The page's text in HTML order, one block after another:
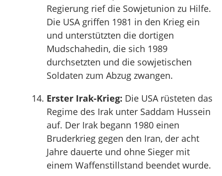
Regierung rief die Sowjetunion zu Hilfe.
Die USA griffen 1981 in den Krieg ein
und unterstützten die dortigen
Mudschahedin, die sich 1989
durchsetzten und die sowjetischen
Soldaten zum Abzug zwangen.
Erster Irak-Krieg: Die USA rüsteten das
Regime des Irak unter Saddam Hussein
auf. Der Irak begann 1980 einen
Bruderkrieg gegen den Iran, der acht
Jahre dauerte und ohne Sieger mit
einem Waffenstillstand beendet wurde.